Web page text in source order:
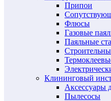
Припои
Флюсы
Газовые
Паяльные
Клининговый
Аксессуары
Пылесосы